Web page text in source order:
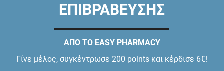
ΕΠΙΒΡΑΒΕΥΣΗΣ
ΑΠΟ ΤΟ EASY PHARMACY
Γίνε μέλος, συγκέντρωσε 200 points και κέρδισε 6€!